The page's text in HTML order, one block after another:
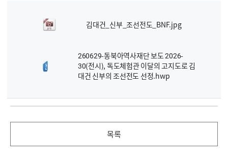
김대건_신부_조선전도_BNF.jpg
260629-동북아역사재단 보도 2026-
30(전시), 독도체험관 이달의 고지도로 김
대건 신부의 조선전도 선정.hwp
목록